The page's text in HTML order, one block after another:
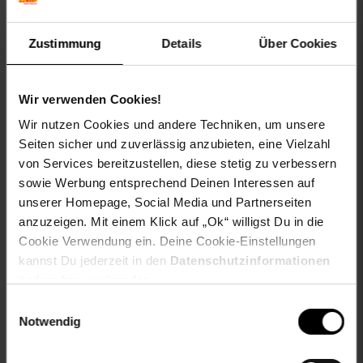
Zustimmung Details Über Cookies
Wir verwenden Cookies!
Wir nutzen Cookies und andere Techniken, um unsere
Seiten sicher und zuverlässig anzubieten, eine Vielzahl
von Services bereitzustellen, diese stetig zu verbessern
sowie Werbung entsprechend Deinen Interessen auf
unserer Homepage, Social Media und Partnerseiten
anzuzeigen. Mit einem Klick auf „Ok“ willigst Du in die
Cookie Verwendung ein. Deine Cookie-Einstellungen
kannst Du jederzeit in den Datenschutzinformationen
Notwendig
Zuschnitts-Länge. bis 25 Meter
Oberflächenwiderstand: ISO DIS 10965
Reibechtheit: ISO 105X12
Trittschalldämmung: ISO 140,8
Farbecht und waschmaschinenfest bis 30° C
Fußbodenheizung: geeignet
Brandklasse: Efl
Brandverhalten: BS4790 B 2-T2
Antistatisch
Unser Hinweis für Sie:
Produktionsbedingte Maßtoleranzen in einem Bereich von
1-3% Prozent sowie kleinere Unregelmäßigkeiten in
Struktur, Farbe, bspw. Abweichungen zwischen
bitte haben Sie hierfür Verständnis.
Anfertigungen im Wunschmaß werden für Sie gesondert